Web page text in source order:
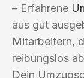
– Erfahrene
aus gut
Mitarbeitern,
reibungslos
Dein